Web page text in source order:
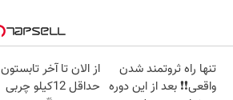
تنها راه ثروتمند شدن
واقعی❗❗ بعد از این دوره
از الان تا آخر تابستون
حداقل 12کیلو چربی